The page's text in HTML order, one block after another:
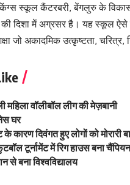
किंग्स स्कूल कैंटरबरी, बेंगलुरु के
में अग्रसर है। यह स्कूल ऐसे
जो अकादमिक उत्कृष्टता,
वॉलीबॉल लीग की मेज़बानी
घर
कारण दिवंगत हुए लोगों को मोरारी
टूर्नामेंट में रिग हाउस बना
से बना विश्वविद्यालय